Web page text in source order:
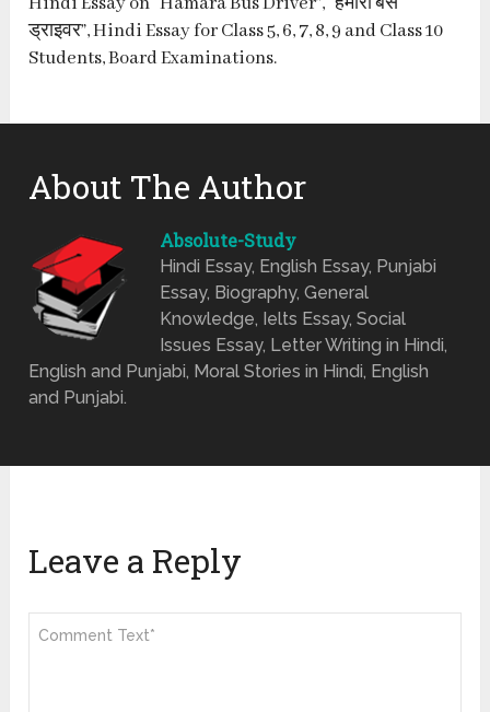
ड्राइवर”, Hindi Essay for Class 5, 6, 7, 8, 9 and Class 10
Students, Board Examinations.
About The Author
Absolute-Study
Hindi Essay, English Essay, Punjabi
Essay, Biography, General
Knowledge, Ielts Essay, Social
Issues Essay, Letter Writing in Hindi,
English and Punjabi, Moral Stories in Hindi, English
and Punjabi.
Leave a Reply